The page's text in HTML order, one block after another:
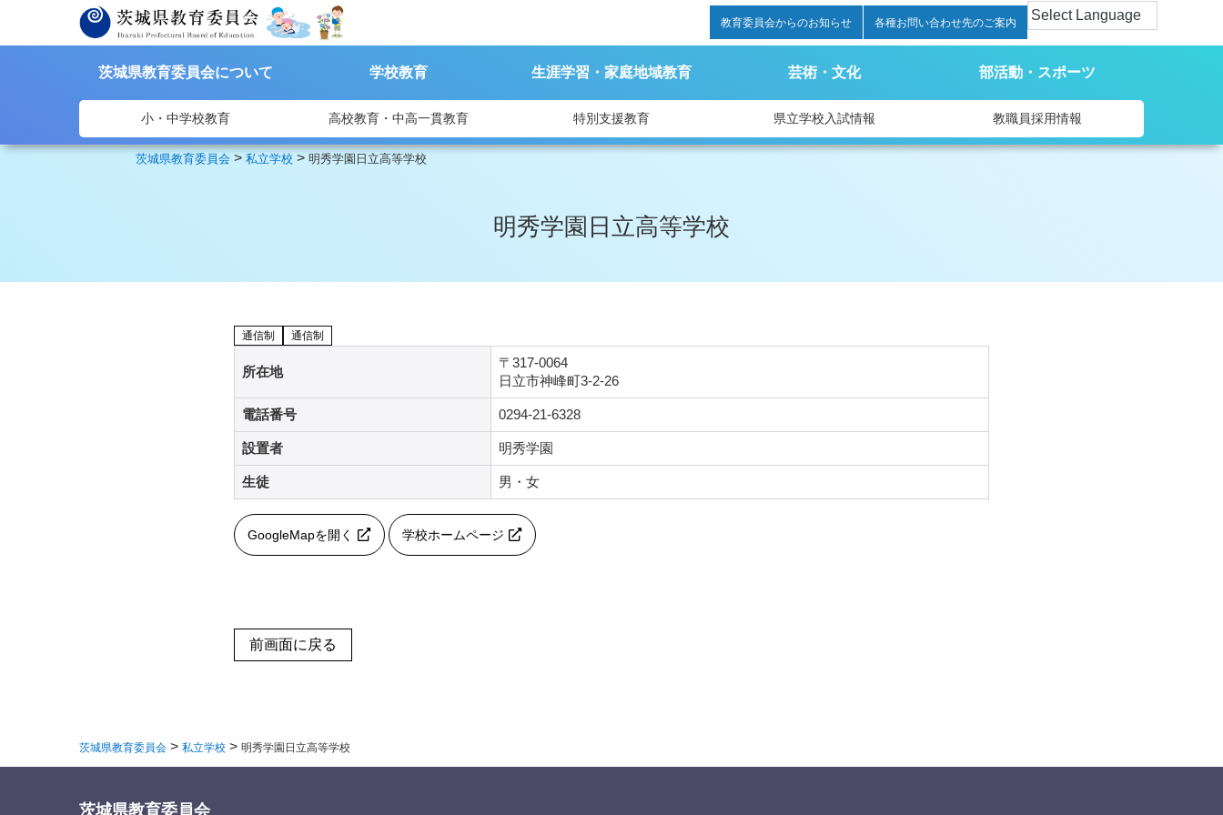
教育委員会からのお知らせ 各種お問い合わせ先のご案内
茨城県教育委員会について 学校教育 生涯学習・家庭地域教育 芸術・文化 部活動・スポーツ
小・中学校教育 高校教育・中高一貫教育 特別支援教育 県立学校入試情報 教職員採用情報
茨城県教育委員会 >私立学校 >明秀学園日立高等学校
明秀学園日立高等学校
通信制 通信制
所在地
〒317-0064
日立市神峰町3-2-26
電話番号 0294-21-6328
設置者 明秀学園
生徒 男・女
GoogleMapを開く 学校ホームページ
茨城県教育委員会 > 私立学校 > 明秀学園日立高等学校
茨城県教育委員会